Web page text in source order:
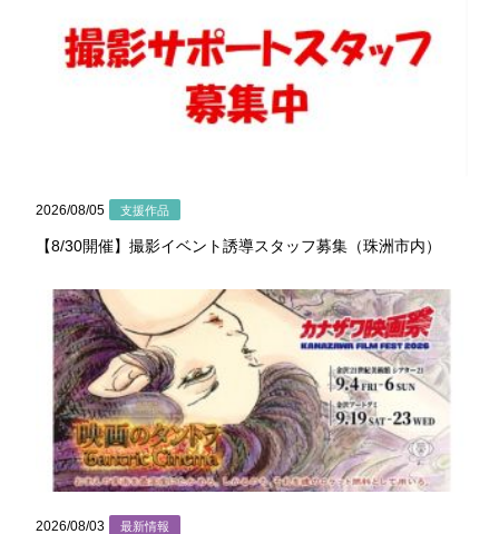
2026/08/05 支援作品
【8/30開催】撮影イベント誘導スタッフ募集（珠洲市内）
2026/08/03 最新情報